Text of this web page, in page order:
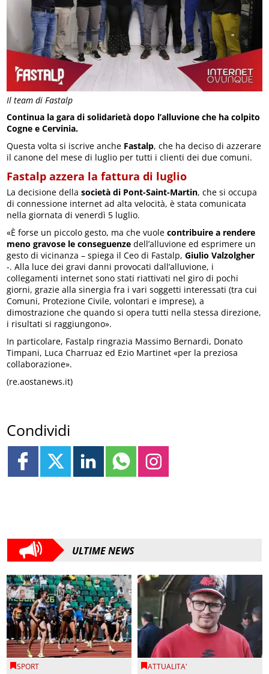
Il team di Fastalp
Continua la gara di solidarietà dopo l’alluvione che ha colpito
Cogne e Cervinia.
Questa volta si iscrive anche Fastalp, che ha deciso di azzerare
il canone del mese di luglio per tutti i clienti dei due comuni.
Fastalp azzera la fattura di luglio
La decisione dellasocietà di Pont-Saint-Martin, che si occupa
di connessione internet ad alta velocità, è stata comunicata
nella giornata di venerdì 5 luglio.
«È forse un piccolo gesto, ma che vuolecontribuire a rendere
meno gravose le conseguenze dell’alluvione ed esprimere un
gesto di vicinanza – spiega il Ceo di Fastalp,Giulio Valzolgher
-. Alla luce dei gravi danni provocati dall’alluvione, i
collegamenti internet sono stati riattivati nel giro di pochi
giorni, grazie alla sinergia fra i vari soggetti interessati (tra cui
Comuni, Protezione Civile, volontari e imprese), a
dimostrazione che quando si opera tutti nella stessa direzione,
i risultati si raggiungono».
In particolare, Fastalp ringrazia Massimo Bernardi, Donato
Timpani, Luca Charruaz ed Ezio Martinet «per la preziosa
collaborazione».
(re.aostanews.it)
Condividi
ULTIME NEWS
SPORT ATTUALITA'